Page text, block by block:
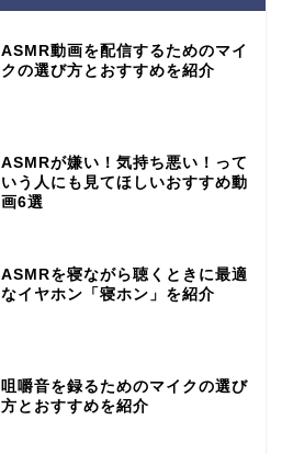
ASMR動画を配信するためのマイ
クの選び方とおすすめを紹介
ASMRが嫌い！気持ち悪い！って
いう人にも見てほしいおすすめ動
画6選
ASMRを寝ながら聴くときに最適
なイヤホン「寝ホン」を紹介
咀嚼音を録るためのマイクの選び
方とおすすめを紹介